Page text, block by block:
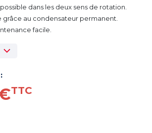
dans les deux sens de rotation.
au condensateur permanent.
facile.
TTC